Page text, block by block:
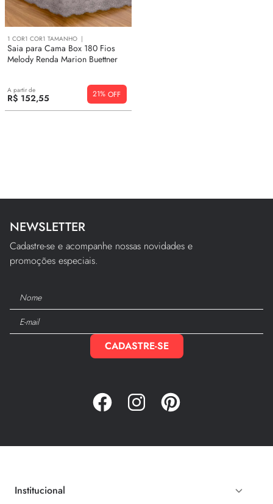
1 COR1 COR1 TAMANHO
Saia para Cama Box 180 Fios
Melody Renda Marion Buettner
A partir de
R$ 152,55 21%
NEWSLETTER
Cadastre-se e acompanhe nossas novidades e
promoções especiais.
CADASTRE-SE
Institucional
º edredom